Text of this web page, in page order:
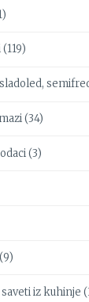
(119)
(34)
(3)
(9)
iz kuhinje